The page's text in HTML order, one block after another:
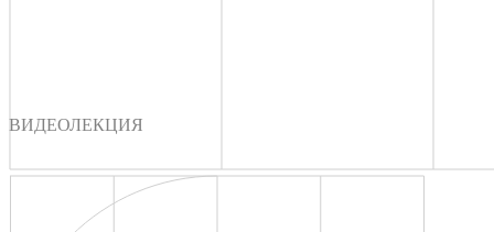
ВИДЕОЛЕКЦИЯ